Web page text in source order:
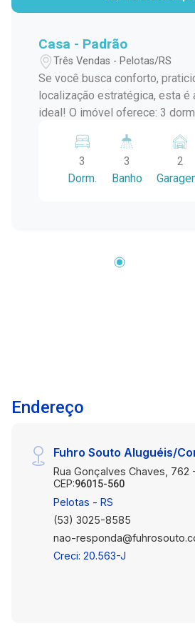
Casa - Padrão
Três Vendas - Pelotas/RS
Se você busca conforto,
localização estratégica, esta é
ideal! O imóvel oferece: 3 dormitórios, sendo 2
Espaço com churrasqueira,
família e amigos 2 vagas de
Localizada a apenas 1 quadra
rápido às principais vias da
3
Dorm.
3
Banho
2
Endereço
Fuhro Souto Aluguéis/
Rua Gonçalves Chaves, 762
CEP:96015-560
Pelotas - RS
(53) 3025-8585
nao-
Creci: 20.563-J